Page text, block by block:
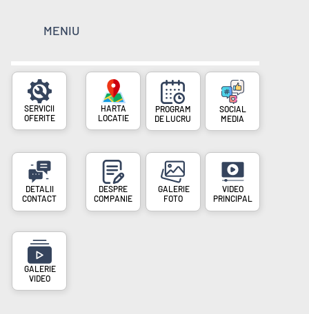
MENIU
SERVICII
OFERITE
CONTACT
PROGRAM
DE LUCRU
LOCATIE
DESPRE
COMPANIE
SOCIAL
MEDIA
FOTO
VIDEO
PRINCIPAL
VIDEO